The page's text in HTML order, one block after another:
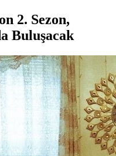
2. Sezon,
Buluşacak